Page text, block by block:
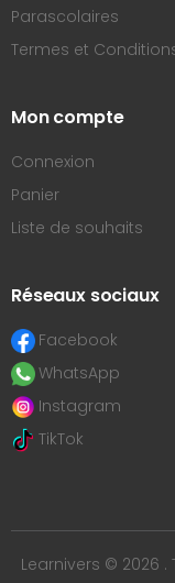
Parascolaires
Termes et
Mon compte
Connexion
Panier
Liste de souhaits
Réseaux sociaux
Facebook
WhatsApp
Instagram
TikTok
Learnivers © 2026